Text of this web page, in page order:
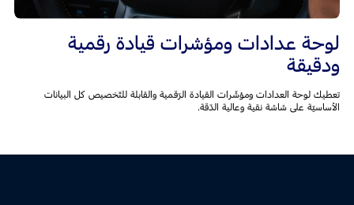
لوحة عدادات ومؤشرات قيادة رقمية
ودقيقة
تعطيك لوحة العدادات ومؤشّرات القيادة الرّقمية والقابلة للتّخصيص كل البيانات
الأساسيّة على شاشة نقية وعالية الدّقة.